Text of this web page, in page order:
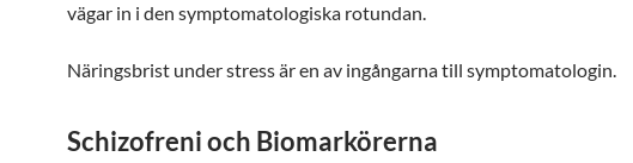
vägar in i den symptomatologiska rotundan.
Näringsbrist under stress är en av ingångarna till symptomatologin.
Schizofreni och Biomarkörerna